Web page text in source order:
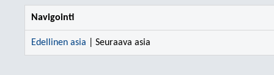
Navigointi
Edellinen asia | Seuraava asia